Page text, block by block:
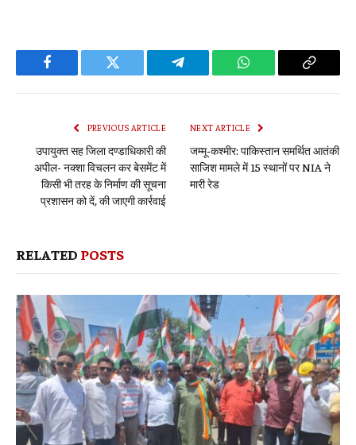
Facebook Twitter Telegram WhatsApp Copy
PREVIOUS ARTICLE
उपायुक्त सह जिला दण्डाधिकारी की
अपील- नक्शा विचलन कर बेसमेंट में
किसी भी तरह के निर्माण की सूचना
प्रशासन को दें, की जाएगी कार्रवाई
NEXT ARTICLE
जम्मू-कश्मीर: पाकिस्तान समर्थित आतंकी
साजिश मामले में 15 स्थानों पर NIA ने
मारी रेड
RELATED POSTS